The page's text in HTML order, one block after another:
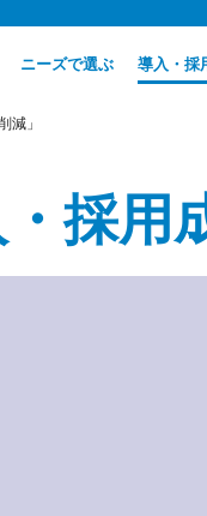
ニーズで選ぶ 導入・採
減」
採用